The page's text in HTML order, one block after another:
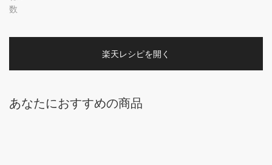
数
楽天レシピを開く
あなたにおすすめの商品